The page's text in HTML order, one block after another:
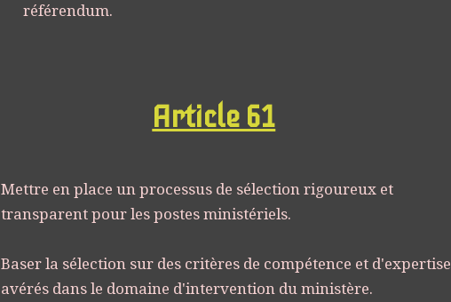
référendum.
Article 61
Mettre en place un processus de sélection rigoureux et
transparent pour les postes ministériels.
Baser la sélection sur des critères de compétence et d'expertise
avérés dans le domaine d'intervention du ministère.